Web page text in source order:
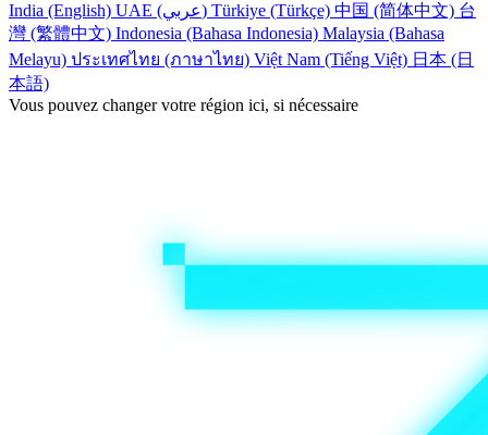
India (English)
UAE (عربي) Türkiye (Türkçe) 中国 (简体中文) 台
灣 (繁體中文) Indonesia (Bahasa Indonesia) Malaysia (Bahasa
Melayu) ประเทศไทย (ภาษาไทย) Việt Nam (Tiếng Việt) 日本 (日
本語)
Vous pouvez changer votre région ici, si nécessaire